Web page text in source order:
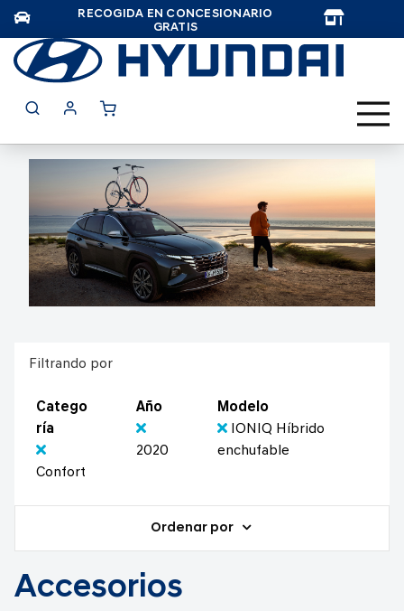
RECOGIDA EN CONCESIONARIO
GRATIS
Filtrando por
Catego
ría
Confort
Año
2020
Modelo
IONIQ Híbrido
enchufable
Ordenar por
Accesorios